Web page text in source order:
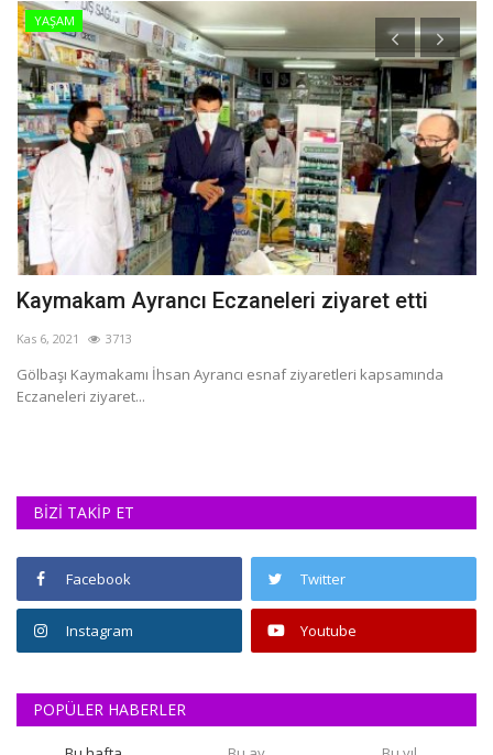
YAŞAM
Kaymakam Ayrancı Eczaneleri ziyaret etti
Kas 6, 2021 3713
Gölbaşı Kaymakamı İhsan Ayrancı esnaf ziyaretleri kapsamında
Eczaneleri ziyaret...
BİZİ TAKİP ET
Facebook Twitter
Instagram Youtube
POPÜLER HABERLER